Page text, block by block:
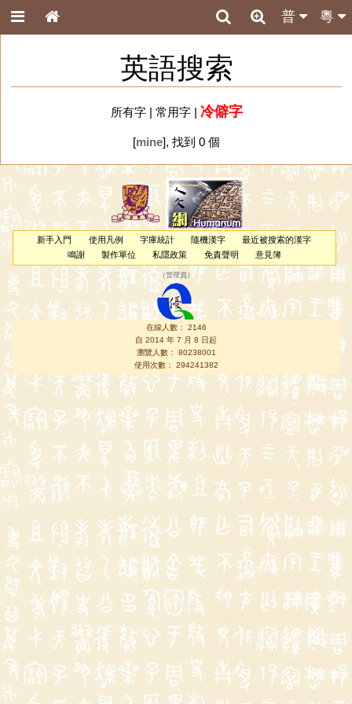
粵
普
英語搜索
所有字| 常用字| 冷僻字
[mine], 找到 0 個
新手入門 使用凡例 字庫統計 隨機漢字
最近被搜索的漢字
鳴謝
製作單位 私隱政策 免責聲明 意見簿
（管理員 ）
在線人數： 2146
自 2014 年 7 月 8 日起
瀏覽人數： 80238001
使用次數： 294241382